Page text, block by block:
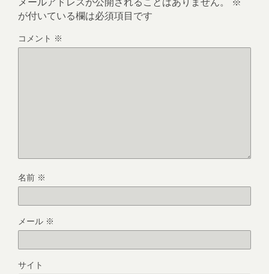
が付いている欄は必須項目です
コメント ※
名前 ※
メール ※
サイト